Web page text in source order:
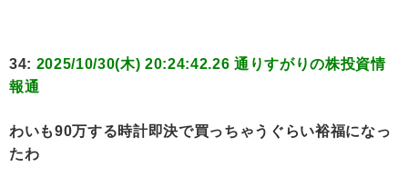
34: 2025/10/30(木) 20:24:42.26 通りすがりの株投資情
報通
わいも90万する時計即決で買っちゃうぐらい裕福になっ
たわ